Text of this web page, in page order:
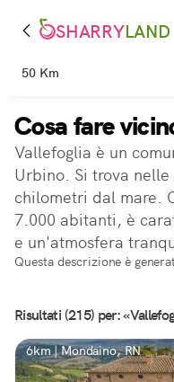
SHARRYLAND
50 Km
Cosa fare
Vallefoglia è un
Urbino. Si trova
chilometri dal mare.
7.000 abitanti, è
e un'atmosfera
Questa descrizione è
Risultati (215) per:
6km | Mondaino, RN